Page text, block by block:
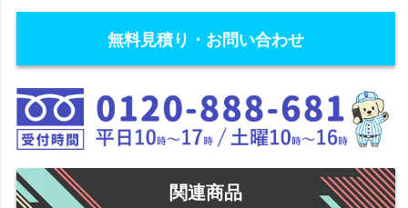
無料見積り・お問い合わせ
関連商品